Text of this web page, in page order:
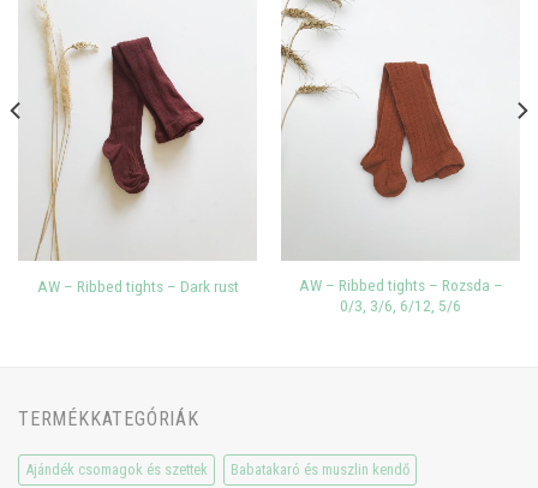
AW – Ribbed tights – Dark rust
AW – Ribbed tights – Rozsda –
0/3, 3/6, 6/12, 5/6
TERMÉKKATEGÓRIÁK
Ajándék csomagok és szettek Babatakaró és muszlin kendő